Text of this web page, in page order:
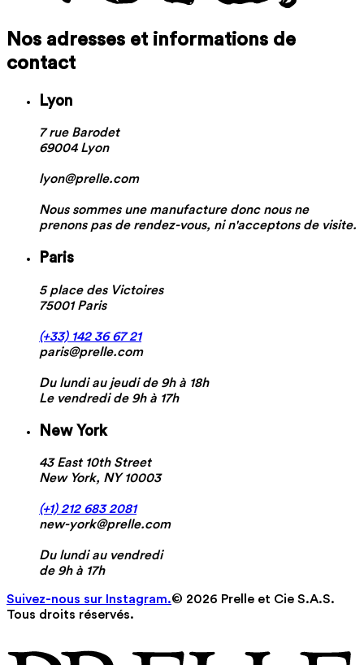
Nos adresses et informations de
contact
Lyon
7 rue Barodet
69004 Lyon
lyon@prelle.com
Nous sommes une manufacture donc nous ne
prenons pas de rendez-vous, ni n'acceptons de visite.
Paris
5 place des Victoires
75001 Paris
(+33) 142 36 67 21
paris@prelle.com
Du lundi au jeudi de 9h à 18h
Le vendredi de 9h à 17h
New York
43 East 10th Street
New York, NY 10003
(+1) 212 683 2081
new-york@prelle.com
Du lundi au vendredi
de 9h à 17h
Suivez-nous sur Instagram.© 2026 Prelle et Cie S.A.S.
Tous droits réservés.